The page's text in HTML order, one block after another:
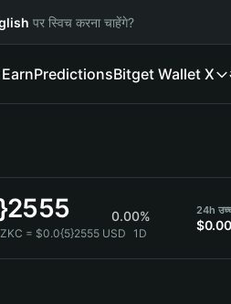
पर स्विच करना चाहेंगे?
EarnPredictionsBitget Wallet X
0.00%
= $0.0{5}2555 USD 1D
24h
$0.00